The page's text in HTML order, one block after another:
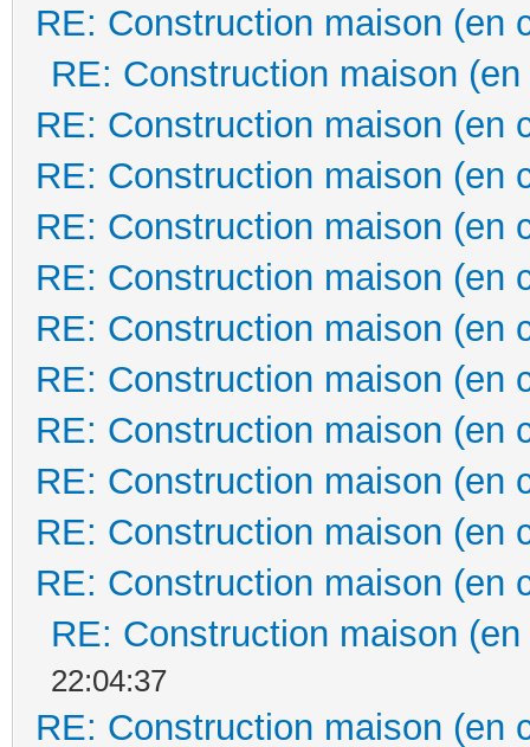
RE: Construction maison (en
RE: Construction maison
RE: Construction maison (en
RE: Construction maison (en
RE: Construction maison (en
RE: Construction maison (en
RE: Construction maison (en
RE: Construction maison (en
RE: Construction maison (en
RE: Construction maison (en
RE: Construction maison (en
RE: Construction maison (en
RE: Construction maison
22:04:37
RE: Construction maison (en